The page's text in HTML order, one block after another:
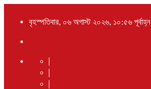
বৃহস্পতিবার, ০৬ অগাস্ট ২০২৬, ১০:৫৬ পূর্বাহ্ন